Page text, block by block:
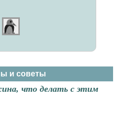
и советы
что делать с этим